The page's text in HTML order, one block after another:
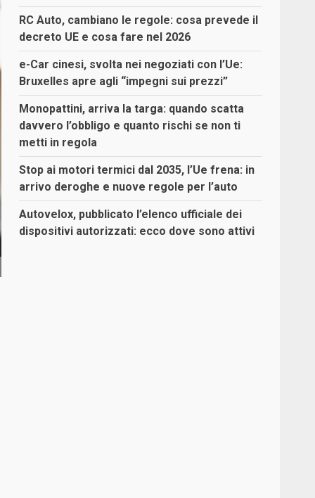
RC Auto, cambiano le regole: cosa prevede il
decreto UE e cosa fare nel 2026
e-Car cinesi, svolta nei negoziati con l’Ue:
Bruxelles apre agli “impegni sui prezzi”
Monopattini, arriva la targa: quando scatta
davvero l’obbligo e quanto rischi se non ti
metti in regola
Stop ai motori termici dal 2035, l’Ue frena: in
arrivo deroghe e nuove regole per l’auto
Autovelox, pubblicato l’elenco ufficiale dei
dispositivi autorizzati: ecco dove sono attivi